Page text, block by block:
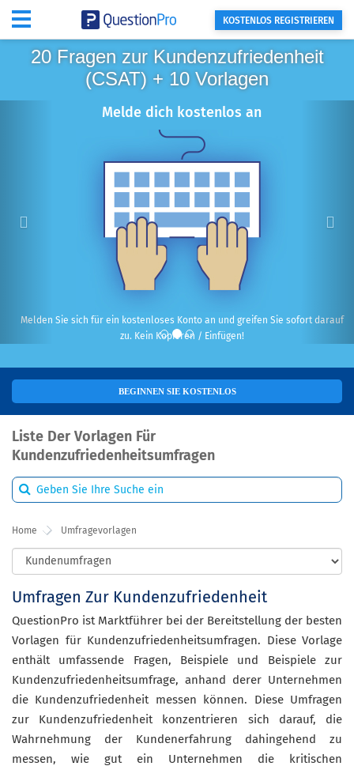
KOSTENLOS REGISTRIEREN
20 Fragen zur Kundenzufriedenheit
(CSAT) + 10 Vorlagen
Melde dich kostenlos an
Melden Sie sich für ein kostenloses Konto an und greifen Sie sofort darauf
zu. Kein Kopieren / Einfügen!
BEGINNEN SIE KOSTENLOS
Liste Der Vorlagen Für
Kundenzufriedenheitsumfragen
Home Umfragevorlagen
Umfragen Zur Kundenzufriedenheit
QuestionPro ist Marktführer bei der Bereitstellung der besten
Vorlagen für Kundenzufriedenheitsumfragen. Diese Vorlage
enthält umfassende Fragen, Beispiele und Beispiele zur
Kundenzufriedenheitsumfrage, anhand derer Unternehmen
die Kundenzufriedenheit messen können. Diese Umfragen
zur Kundenzufriedenheit konzentrieren sich darauf, die
Wahrnehmung der Kundenerfahrung dahingehend zu
messen, wie gut ein Unternehmen die kritischen